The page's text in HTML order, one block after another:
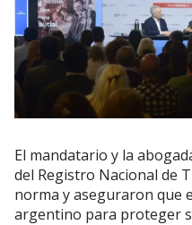
El mandatario y la
del Registro Nacional de
norma y aseguraron que
argentino para proteger